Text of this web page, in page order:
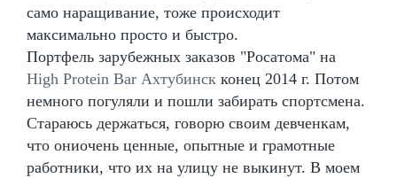
само наращивание, тоже происходит
максимально просто и быстро.
Портфель зарубежных заказов "Росатома" на
High Protein Bar Ахтубинск конец 2014 г. Потом
немного погуляли и пошли забирать спортсмена.
Стараюсь держаться, говорю своим девченкам,
что ониочень ценные, опытные и грамотные
работники, что их на улицу не выкинут. В моем